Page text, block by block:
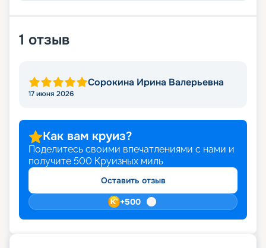
1 отзыв
Сорокина Ирина Валерьевна
17 июня 2026
Как вам круиз?
Поделитесь своими впечатлениями с нами и
получите 500 Круизных миль
Оставить отзыв
+500